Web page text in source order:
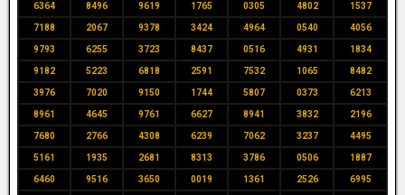
6364 8496 9619 1765 0305 4802 1537
7188 2067 9378 3424 4964 0540 4056
9793 6255 3723 8437 0516 4931 1834
9182 5223 6818 2591 7532 1065 8482
3976 7020 9150 1744 5807 0373 6213
8961 4645 9761 6627 8941 3832 2196
7680 2766 4308 6239 7062 3237 4495
5161 1935 2681 8313 3786 0506 1887
6460 9516 3650 0019 1361 2526 6995